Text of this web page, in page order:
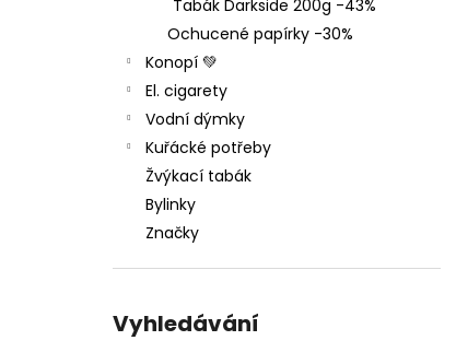
Tabák Darkside 200g -43%
Ochucené papírky -30%
Konopí 💚
El. cigarety
Vodní dýmky
Kuřácké potřeby
Žvýkací tabák
Bylinky
Značky
Vyhledávání
THC-X DRŤ TRIM 30%, 1G
100 Kč
Původně:150 Kč